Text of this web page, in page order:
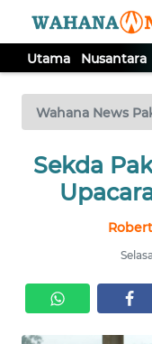
Utama Nusantara
Wahana News
Sekda
TV
Tutup
UTAMA
SERBA-
SERBI